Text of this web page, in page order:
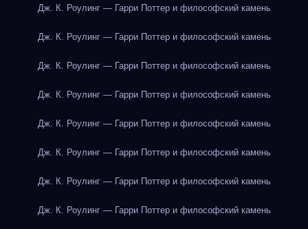
Дж. К. Роулинг — Гарри Поттер и философский камень
Дж. К. Роулинг — Гарри Поттер и философский камень
Дж. К. Роулинг — Гарри Поттер и философский камень
Дж. К. Роулинг — Гарри Поттер и философский камень
Дж. К. Роулинг — Гарри Поттер и философский камень
Дж. К. Роулинг — Гарри Поттер и философский камень
Дж. К. Роулинг — Гарри Поттер и философский камень
Дж. К. Роулинг — Гарри Поттер и философский камень